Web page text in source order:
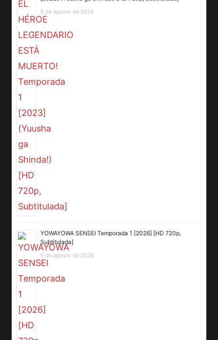
5 de agosto de 2026
YOWAYOWA SENSEI Temporada 1 [2026] [HD 720p,
Subtitulada]
5 de agosto de 2026